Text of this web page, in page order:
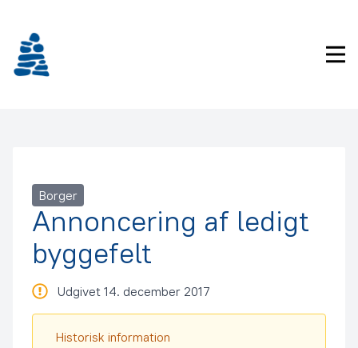
indhold
Borger
Annoncering af ledigt
byggefelt
Udgivet 14. december 2017
Historisk information